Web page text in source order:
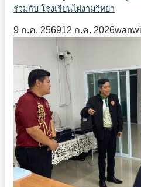
ร่วมกับ โรงเรียนไผ่งามวิทยา
9 ก.ค. 256912 ก.ค. 2026